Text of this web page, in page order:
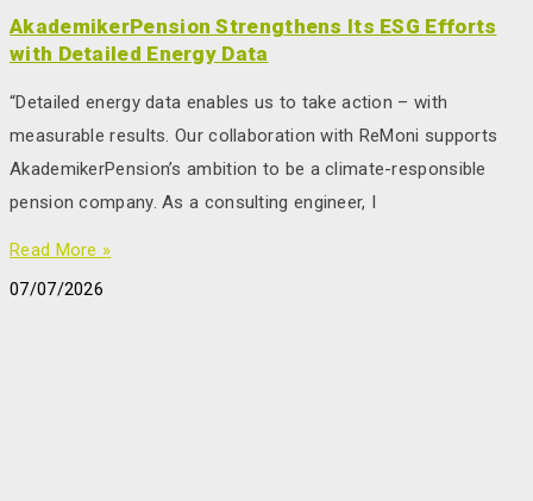
AkademikerPension Strengthens Its ESG Efforts
with Detailed Energy Data
“Detailed energy data enables us to take action – with
measurable results. Our collaboration with ReMoni supports
AkademikerPension’s ambition to be a climate-responsible
pension company. As a consulting engineer, I
Read More »
07/07/2026